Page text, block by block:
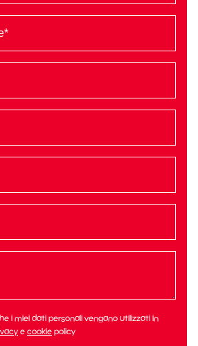
i miei dati personali vengano utilizzati in
e cookie policy